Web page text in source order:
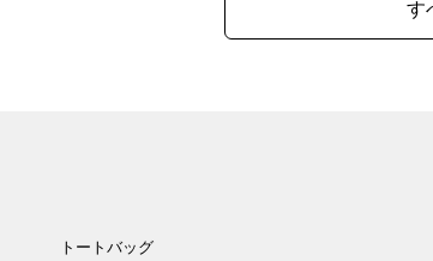
トートバッグ